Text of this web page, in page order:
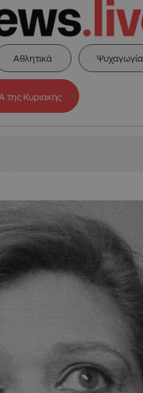
Αθλητικά Ψυχαγωγία
της Κυριακής